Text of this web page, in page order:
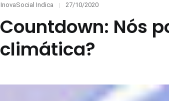
Categories
InovaSocial Indica
Posted
27/10/2020
Countdown: Nós
climática?